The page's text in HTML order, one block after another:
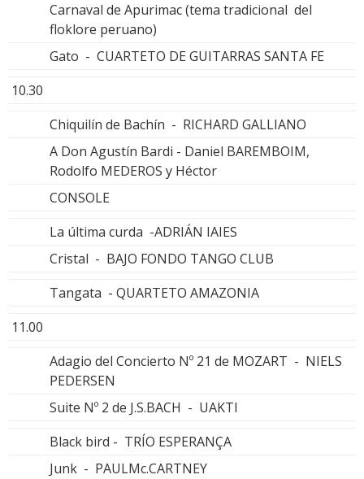
Carnaval de Apurimac (tema tradicional del
floklore peruano)
Gato - CUARTETO DE GUITARRAS SANTA FE
10.30
Chiquilín de Bachín - RICHARD GALLIANO
A Don Agustín Bardi - Daniel BAREMBOIM,
Rodolfo MEDEROS y Héctor
CONSOLE
La última curda -ADRIÁN IAIES
Cristal - BAJO FONDO TANGO CLUB
Tangata - QUARTETO AMAZONIA
11.00
Adagio del Concierto Nº 21 de MOZART - NIELS
PEDERSEN
Suite Nº 2 de J.S.BACH - UAKTI
Black bird - TRÍO ESPERANÇA
Junk - PAULMc.CARTNEY